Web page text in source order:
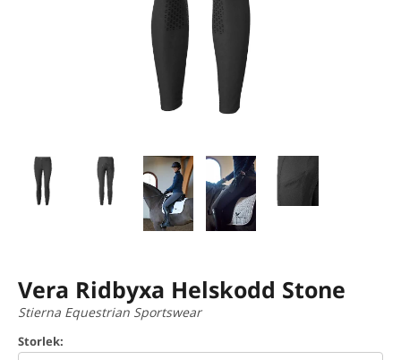
Vera Ridbyxa Helskodd Stone
Stierna Equestrian Sportswear
Storlek: